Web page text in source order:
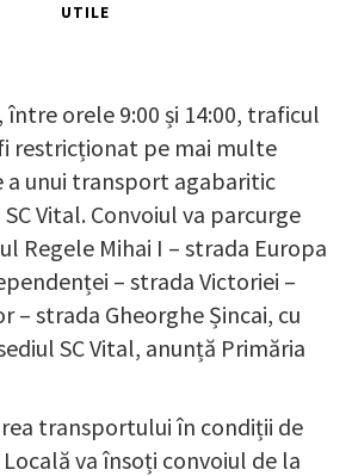
UTILE
între orele 9:00 și 14:00, traficul
restricționat pe mai multe
a unui transport agabaritic
Vital. Convoiul va parcurge
Regele Mihai I – strada Europa
– strada Victoriei –
– strada Gheorghe Șincai, cu
SC Vital, anunță Primăria
transportului în condiții de
va însoți convoiul de la